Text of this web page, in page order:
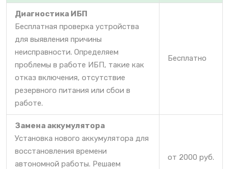
Диагностика ИБП
Бесплатная проверка устройства
для выявления причины
неисправности. Определяем
проблемы в работе ИБП, такие как
отказ включения, отсутствие
резервного питания или сбои в
работе.
Бесплатно
Замена аккумулятора
Установка нового аккумулятора для
восстановления времени
автономной работы. Решаем
от 2000 руб.